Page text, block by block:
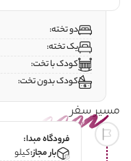
دو تخته:
یک تخته:
کودک با تخت:
کودک بدون تخت:
مسیر سفر
فرودگاه مبدا:
بار مجاز:کیلو